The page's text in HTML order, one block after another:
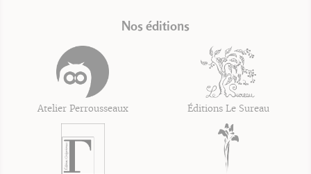
Nos éditions
Atelier Perrousseaux Éditions Le Sureau